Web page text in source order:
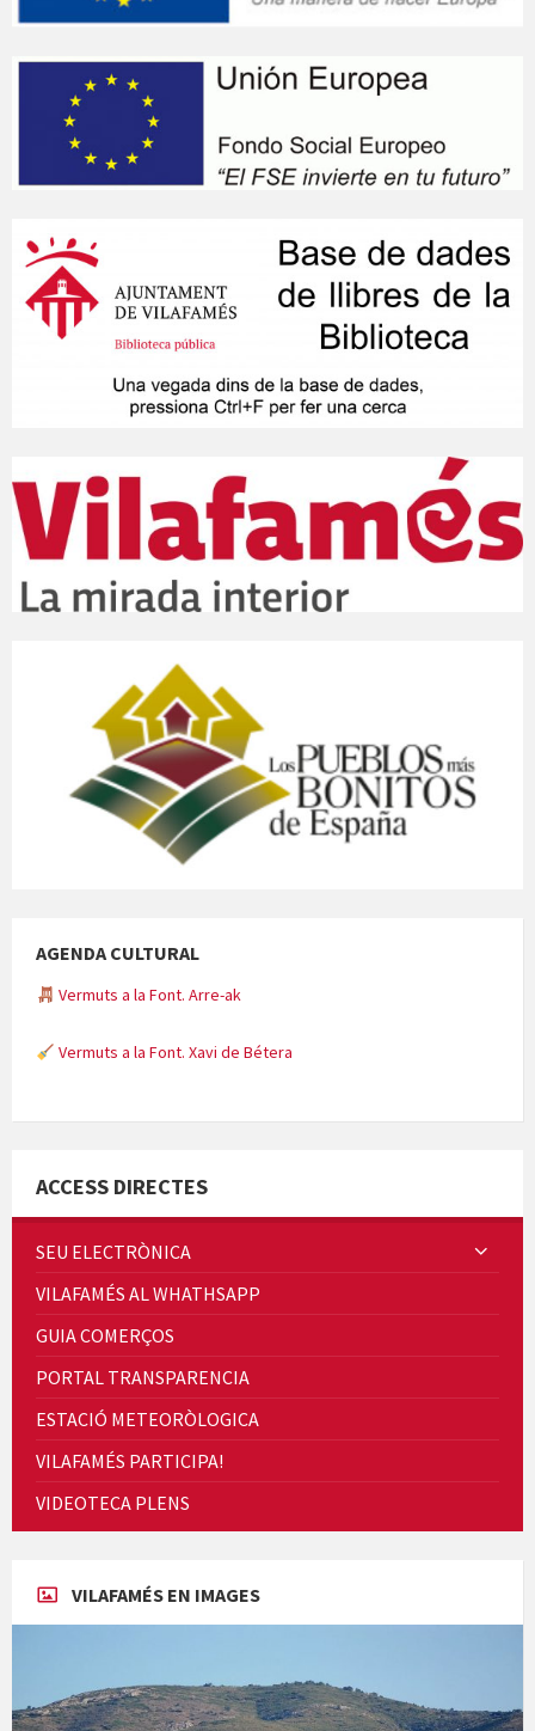
AGENDA CULTURAL
Vermuts a la Font. Arre-ak
Vermuts a la Font. Xavi de Bétera
Quintà Culroja
Cicle de Cine i Dones rurals
ACCESS DIRECTES
SEU ELECTRÒNICA
VILAFAMÉS AL WHATHSAPP
GUIA COMERÇOS
PORTAL TRANSPARENCIA
ESTACIÓ METEORÒLOGICA
VILAFAMÉS PARTICIPA!
VIDEOTECA PLENS
VILAFAMÉS EN IMAGES